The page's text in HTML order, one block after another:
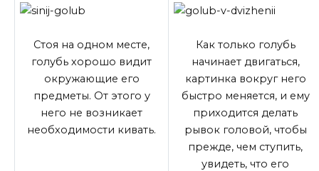
Стоя на одном месте,
голубь хорошо видит
окружающие его
предметы. От этого у
него не возникает
необходимости кивать.
Как только голубь
начинает двигаться,
картинка вокруг него
быстро меняется, и ему
приходится делать
рывок головой, чтобы
прежде, чем ступить,
увидеть, что его